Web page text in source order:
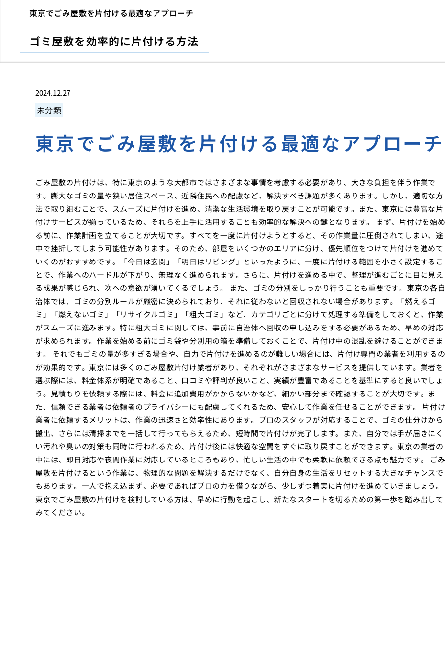
東京でごみ屋敷を片付ける最適なアプローチ
ゴミ屋敷を効率的に片付ける方法
2024.12.27
未分類
東京でごみ屋敷を片付ける最適なアプローチ
ごみ屋敷の片付けは、特に東京のような大都市ではさまざまな事情を考慮する必要があり、大きな負担を伴う作業で
す。膨大なゴミの量や狭い居住スペース、近隣住民への配慮など、解決すべき課題が多くあります。しかし、適切な方
法で取り組むことで、スムーズに片付けを進め、清潔な生活環境を取り戻すことが可能です。また、東京には豊富な片
付けサービスが揃っているため、それらを上手に活用することも効率的な解決への鍵となります。 まず、片付けを始め
る前に、作業計画を立てることが大切です。すべてを一度に片付けようとすると、その作業量に圧倒されてしまい、途
中で挫折してしまう可能性があります。そのため、部屋をいくつかのエリアに分け、優先順位をつけて片付けを進めて
いくのがおすすめです。「今日は玄関」「明日はリビング」といったように、一度に片付ける範囲を小さく設定するこ
とで、作業へのハードルが下がり、無理なく進められます。さらに、片付けを進める中で、整理が進むごとに目に見え
る成果が感じられ、次への意欲が湧いてくるでしょう。 また、ゴミの分別をしっかり行うことも重要です。東京の各自
治体では、ゴミの分別ルールが厳密に決められており、それに従わないと回収されない場合があります。「燃えるゴ
ミ」「燃えないゴミ」「リサイクルゴミ」「粗大ゴミ」など、カテゴリごとに分けて処理する準備をしておくと、作業
がスムーズに進みます。特に粗大ゴミに関しては、事前に自治体へ回収の申し込みをする必要があるため、早めの対応
が求められます。作業を始める前にゴミ袋や分別用の箱を準備しておくことで、片付け中の混乱を避けることができま
す。 それでもゴミの量が多すぎる場合や、自力で片付けを進めるのが難しい場合には、片付け専門の業者を利用するの
が効果的です。東京には多くのごみ屋敷片付け業者があり、それぞれがさまざまなサービスを提供しています。業者を
選ぶ際には、料金体系が明確であること、口コミや評判が良いこと、実績が豊富であることを基準にすると良いでしょ
う。見積もりを依頼する際には、料金に追加費用がかからないかなど、細かい部分まで確認することが大切です。ま
た、信頼できる業者は依頼者のプライバシーにも配慮してくれるため、安心して作業を任せることができます。 片付け
業者に依頼するメリットは、作業の迅速さと効率性にあります。プロのスタッフが対応することで、ゴミの仕分けから
搬出、さらには清掃までを一括して行ってもらえるため、短時間で片付けが完了します。また、自分では手が届きにく
い汚れや臭いの対策も同時に行われるため、片付け後には快適な空間をすぐに取り戻すことができます。東京の業者の
中には、即日対応や夜間作業に対応しているところもあり、忙しい生活の中でも柔軟に依頼できる点も魅力です。 ごみ
屋敷を片付けるという作業は、物理的な問題を解決するだけでなく、自分自身の生活をリセットする大きなチャンスで
もあります。一人で抱え込まず、必要であればプロの力を借りながら、少しずつ着実に片付けを進めていきましょう。
東京でごみ屋敷の片付けを検討している方は、早めに行動を起こし、新たなスタートを切るための第一歩を踏み出して
みてください。